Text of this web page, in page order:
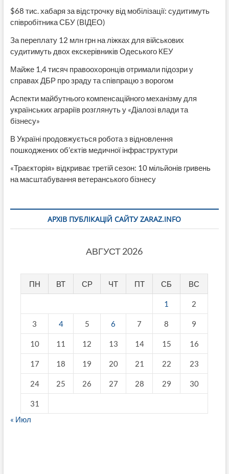
$68 тис. хабаря за відстрочку від мобілізації: судитимуть
співробітника СБУ (ВІДЕО)
За переплату 12 млн грн на ліжках для військових
судитимуть двох екскерівників Одеського КЕУ
Майже 1,4 тисяч правоохоронців отримали підозри у
справах ДБР про зраду та співпрацю з ворогом
Аспекти майбутнього компенсаційного механізму для
українських аграріїв розглянуть у «Діалозі влади та
бізнесу»
В Україні продовжується робота з відновлення
пошкоджених об’єктів медичної інфраструктури
«Траєкторія» відкриває третій сезон: 10 мільйонів гривень
на масштабування ветеранського бізнесу
АРХІВ ПУБЛІКАЦІЙ САЙТУ ZARAZ.INFO
АВГУСТ 2026
ПН ВТ СР ЧТ ПТ СБ ВС
1 2
3 4 5 6 7 8 9
10 11 12 13 14 15 16
17 18 19 20 21 22 23
24 25 26 27 28 29 30
31
« Июл